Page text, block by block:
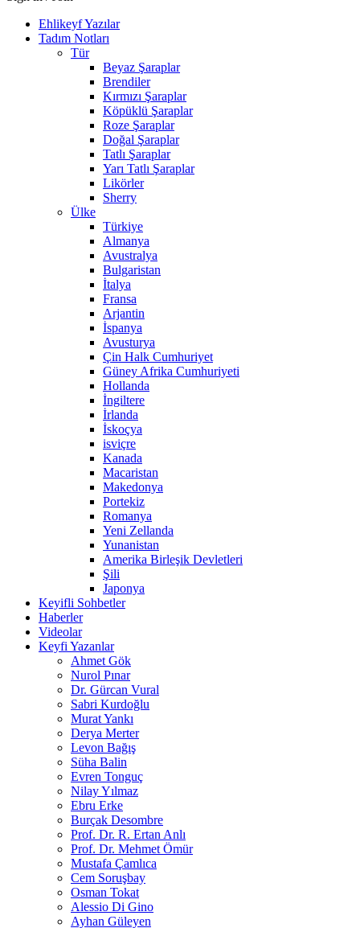
Ehlikeyf Yazılar
Tadım Notları
Tür
Beyaz Şaraplar
Brendiler
Kırmızı Şaraplar
Köpüklü Şaraplar
Roze Şaraplar
Doğal Şaraplar
Tatlı Şaraplar
Yarı Tatlı Şaraplar
Likörler
Sherry
Ülke
Türkiye
Almanya
Avustralya
Bulgaristan
İtalya
Fransa
Arjantin
İspanya
Avusturya
Çin Halk Cumhuriyet
Güney Afrika Cumhuriyeti
Hollanda
İngiltere
İrlanda
İskoçya
isviçre
Kanada
Macaristan
Makedonya
Portekiz
Romanya
Yeni Zellanda
Yunanistan
Amerika Birleşik Devletleri
Şili
Japonya
Keyifli Sohbetler
Haberler
Videolar
Keyfi Yazanlar
Ahmet Gök
Nurol Pınar
Dr. Gürcan Vural
Sabri Kurdoğlu
Murat Yankı
Derya Merter
Levon Bağış
Süha Balin
Evren Tonguç
Nilay Yılmaz
Ebru Erke
Burçak Desombre
Prof. Dr. R. Ertan Anlı
Prof. Dr. Mehmet Ömür
Mustafa Çamlıca
Cem Soruşbay
Osman Tokat
Alessio Di Gino
Ayhan Güleyen